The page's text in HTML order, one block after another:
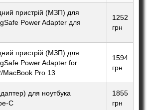
пристрій (МЗП) для
Power Adapter для
1252
грн
пристрій (МЗП) для
Power Adapter for
MacBook Pro 13
1594
грн
для ноутбука
C
1855
грн